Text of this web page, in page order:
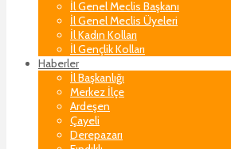
İl Genel Meclis Başkanı
İl Genel Meclis Üyeleri
İl Kadın Kolları
İl Gençlik Kolları
Haberler
İl Başkanlığı
Merkez İlçe
Ardeşen
Çayeli
Derepazarı